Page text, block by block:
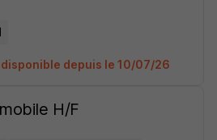
disponible depuis le 10/07/26
H/F